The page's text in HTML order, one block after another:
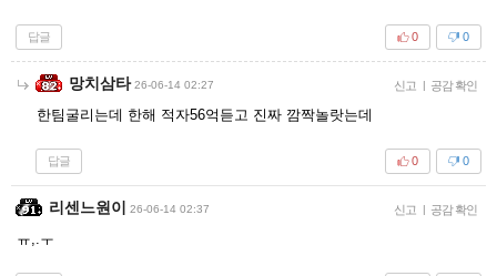
답글 0
0
망치삼타 26-06-14 02:27 신고 | 공감 확인
한팀굴리는데 한해 적자56억듣고 진짜 깜짝놀랏는데
답글 0
0
리센느원이 26-06-14 02:37 신고 | 공감 확인
ㅠ,.ㅜ